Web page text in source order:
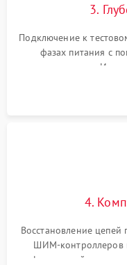
3.
Подключение к
фазах питания с
инициализации.
4.
Восстановление
ШИМ-контроллеров
инфракрасной